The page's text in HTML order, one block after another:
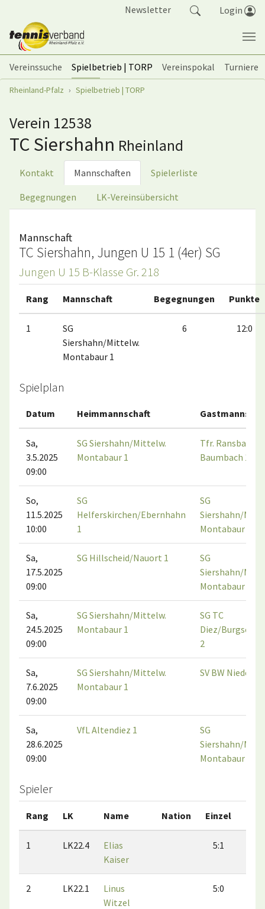
Newsletter Login
Vereinssuche Spielbetrieb | TORP Vereinspokal
Turniere
Sie sind hier:
Rheinland-Pfalz Spielbetrieb | TORP
Verein 12538
TC Siershahn Rheinland
Kontakt Mannschaften Spielerliste
Begegnungen LK-Vereinsübersicht
Mannschaft
TC Siershahn, Jungen U 15 1 (4er) SG
Jungen U 15 B-Klasse Gr. 218
Rang Mannschaft Begegnungen Punkte
1
SG
Siershahn/Mittelw.
Montabaur 1
6 12:0
Spielplan
Datum Heimmannschaft
Sa,
3.5.2025
09:00
SG Siershahn/Mittelw.
Montabaur 1
Tfr. Ransbach-
Baumbach 1
So,
11.5.2025
10:00
SG
Helferskirchen/Ebernhahn
1
SG
Siershahn/
Montabaur 1
Sa,
17.5.2025
09:00
SG Hillscheid/Nauort 1
SG
Siershahn/
Montabaur 1
Sa,
24.5.2025
09:00
SG Siershahn/Mittelw.
Montabaur 1
SG TC
Diez/
2
Sa,
7.6.2025
09:00
SG Siershahn/Mittelw.
Montabaur 1
SV BW
Sa,
28.6.2025
09:00
VfL Altendiez 1
SG
Siershahn/
Montabaur 1
Spieler
Rang LK Name Nation Einzel
1 LK22.4
Elias
Kaiser
5:1
2 LK22.1
Linus
Witzel
5:0